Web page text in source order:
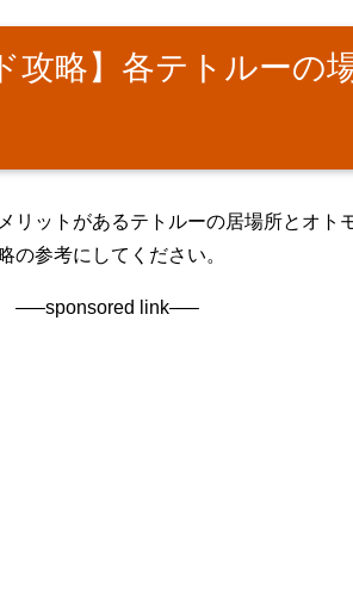
攻略】各テトルーの
リットがあるテトルーの居場所とオト
の参考にしてください。
—–sponsored link—–